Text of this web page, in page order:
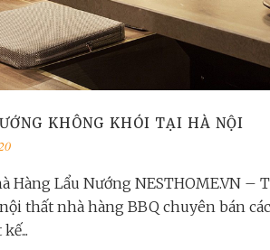
KHÔNG KHÓI TẠI HÀ NỘI
Hàng Lẩu Nướng NESTHOME.VN –
thất nhà hàng BBQ chuyên bán